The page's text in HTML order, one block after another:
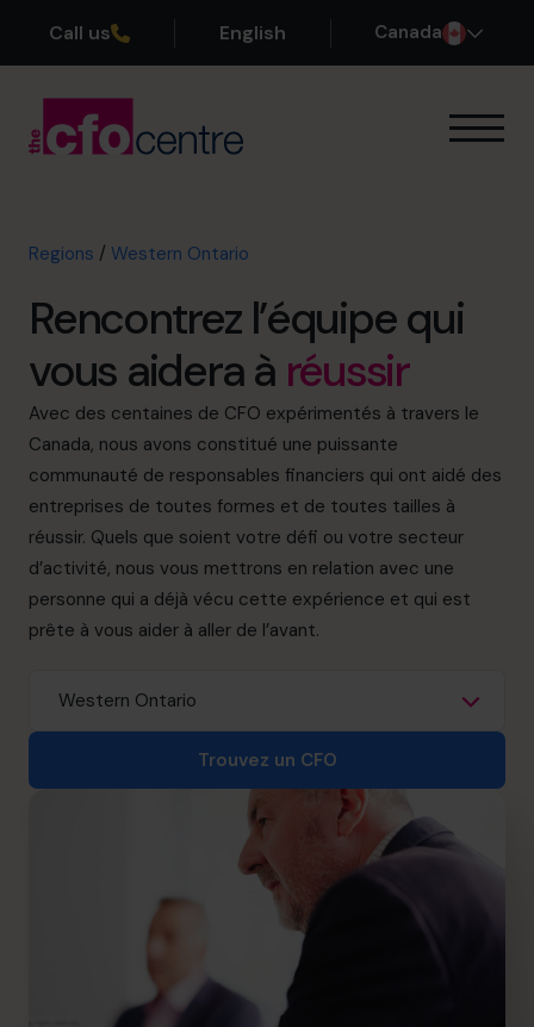
Call us English Canada
Nos CFO
À propos
Rejoindre l’Équipe
Réservez une session de découverte
514-906-8839
info.ca@cfocentre.com
Regions / Western Ontario
Rencontrez l’équipe qui
vous aidera à réussir
Avec des centaines de CFO expérimentés à travers le
Canada, nous avons constitué une puissante
communauté de responsables financiers qui ont aidé des
entreprises de toutes formes et de toutes tailles à
réussir. Quels que soient votre défi ou votre secteur
d’activité, nous vous mettrons en relation avec une
personne qui a déjà vécu cette expérience et qui est
prête à vous aider à aller de l’avant.
Trouvez un CFO